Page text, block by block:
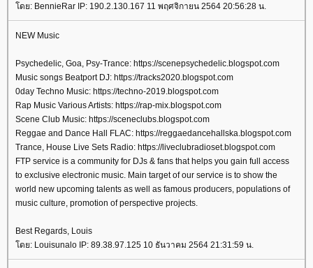
ดย: BennieRar IP: 190.2.130.167 11 พฤศจิกายน 2564 20:56:28 น.
NEW Music
Psychedelic, Goa, Psy-Trance: https://scenepsychedelic.blogspot.com
Music songs Beatport DJ: https://tracks2020.blogspot.com
0day Techno Music: https://techno-2019.blogspot.com
Rap Music Various Artists: https://rap-mix.blogspot.com
Scene Club Music: https://sceneclubs.blogspot.com
Reggae and Dance Hall FLAC: https://reggaedancehallska.blogspot.com
Trance, House Live Sets Radio: https://liveclubradioset.blogspot.com
FTP service is a community for DJs & fans that helps you gain full access
to exclusive electronic music. Main target of our service is to show the
world new upcoming talents as well as famous producers, populations of
music culture, promotion of perspective projects.
Best Regards, Louis
ดย: Louisunalo IP: 89.38.97.125 10 ธันวาคม 2564 21:31:59 น.